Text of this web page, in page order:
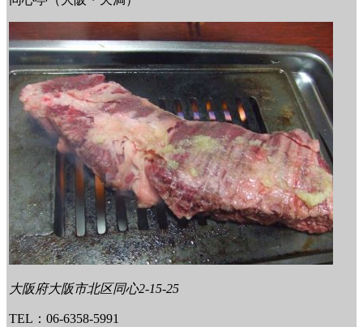
大阪府大阪市北区同心2-15-25
TEL：06-6358-5991